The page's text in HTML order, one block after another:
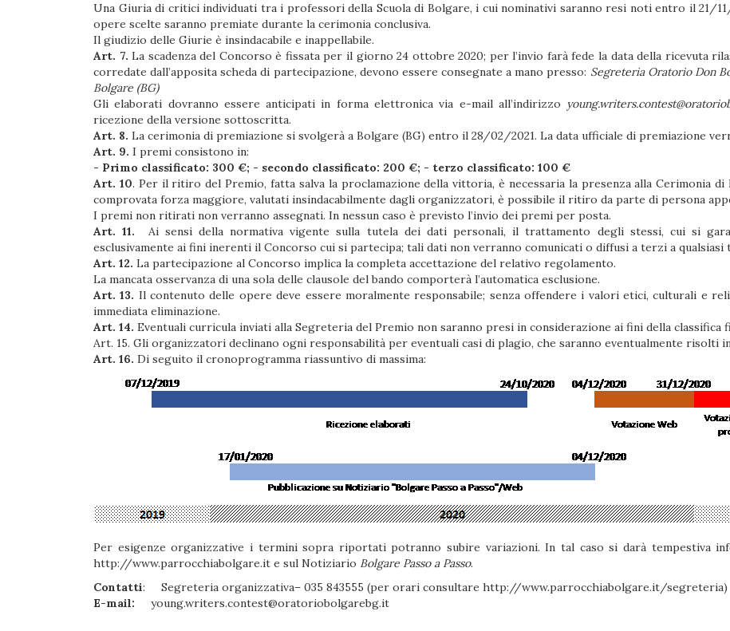
Una Giuria di critici individuati tra i professori della Scuola di Bolgare, i cui nominativi saranno resi noti entro il 21/
opere scelte saranno premiate durante la cerimonia conclusiva.
Il giudizio delle Giurie è insindacabile e inappellabile.
Art. 7.La scadenza del Concorso è fissata per il giorno 24 ottobre 2020; per l’invio farà fede la data della ricevuta
corredate dall’apposita scheda di partecipazione, devono essere consegnate a mano presso: Segreteria Oratorio Don
Bolgare (BG)
Gli elaborati dovranno essere anticipati in forma elettronica via e-mail all’indirizzo
ricezione della versione sottoscritta.
Art. 8. La cerimonia di premiazione si svolgerà a Bolgare (BG) entro il 28/02/2021. La data ufficiale di premiazione
Art. 9. I premi consistono in:
- Primo classificato: 300 €; - secondo classificato: 200 €; - terzo classificato: 100 €
Art. 10. Per il ritiro del Premio, fatta salva la proclamazione della vittoria, è necessaria la presenza alla Cerimonia
comprovata forza maggiore, valutati insindacabilmente dagli organizzatori, è possibile il ritiro da parte di persona
I premi non ritirati non verranno assegnati. In nessun caso è previsto l’invio dei premi per posta.
Art. 11. Ai sensi della normativa vigente sulla tutela dei dati personali, il trattamento degli stessi, cui si
esclusivamente ai fini inerenti il Concorso cui si partecipa; tali dati non verranno comunicati o diffusi a terzi a qualsiasi
Art. 12. La partecipazione al Concorso implica la completa accettazione del relativo regolamento.
La mancata osservanza di una sola delle clausole del bando comporterà l’automatica esclusione.
Art. 13. Il contenuto delle opere deve essere moralmente responsabile; senza offendere i valori etici, culturali e
immediata eliminazione.
Art. 14. Eventuali curricula inviati alla Segreteria del Premio non saranno presi in considerazione ai fini della classifica
Art. 15. Gli organizzatori declinano ogni responsabilità per eventuali casi di plagio, che saranno eventualmente risolti
Art. 16. Di seguito il cronoprogramma riassuntivo di massima:
Per esigenze organizzative i termini sopra riportati potranno subire variazioni. In tal caso si darà tempestiva
http://www.parrocchiabolgare.it e sul Notiziario Bolgare Passo a Passo.
Contatti: Segreteria organizzativa– 035 843555 (per orari consultare http://www.parrocchiabolgare.it/segreteria)
E-mail: young.writers.contest@oratoriobolgarebg.it